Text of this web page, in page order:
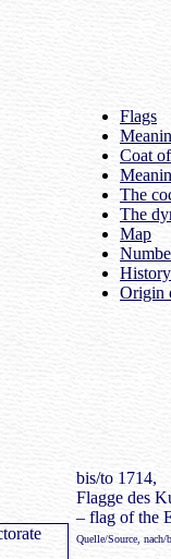
Flags
Coat
The
The
Map
History
Origin
bis/to 1714,
Flagge des
– flag of the
Quelle/Source,